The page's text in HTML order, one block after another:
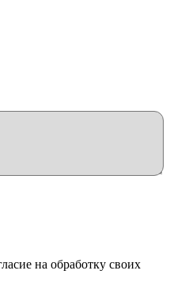
на обработку своих